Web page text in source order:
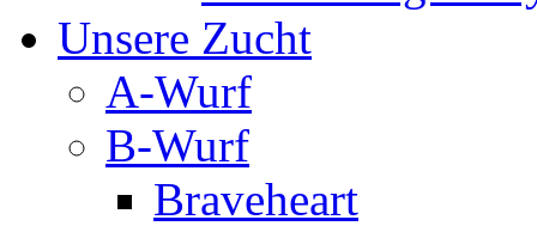
Unsere Zucht
A-Wurf
B-Wurf
Braveheart